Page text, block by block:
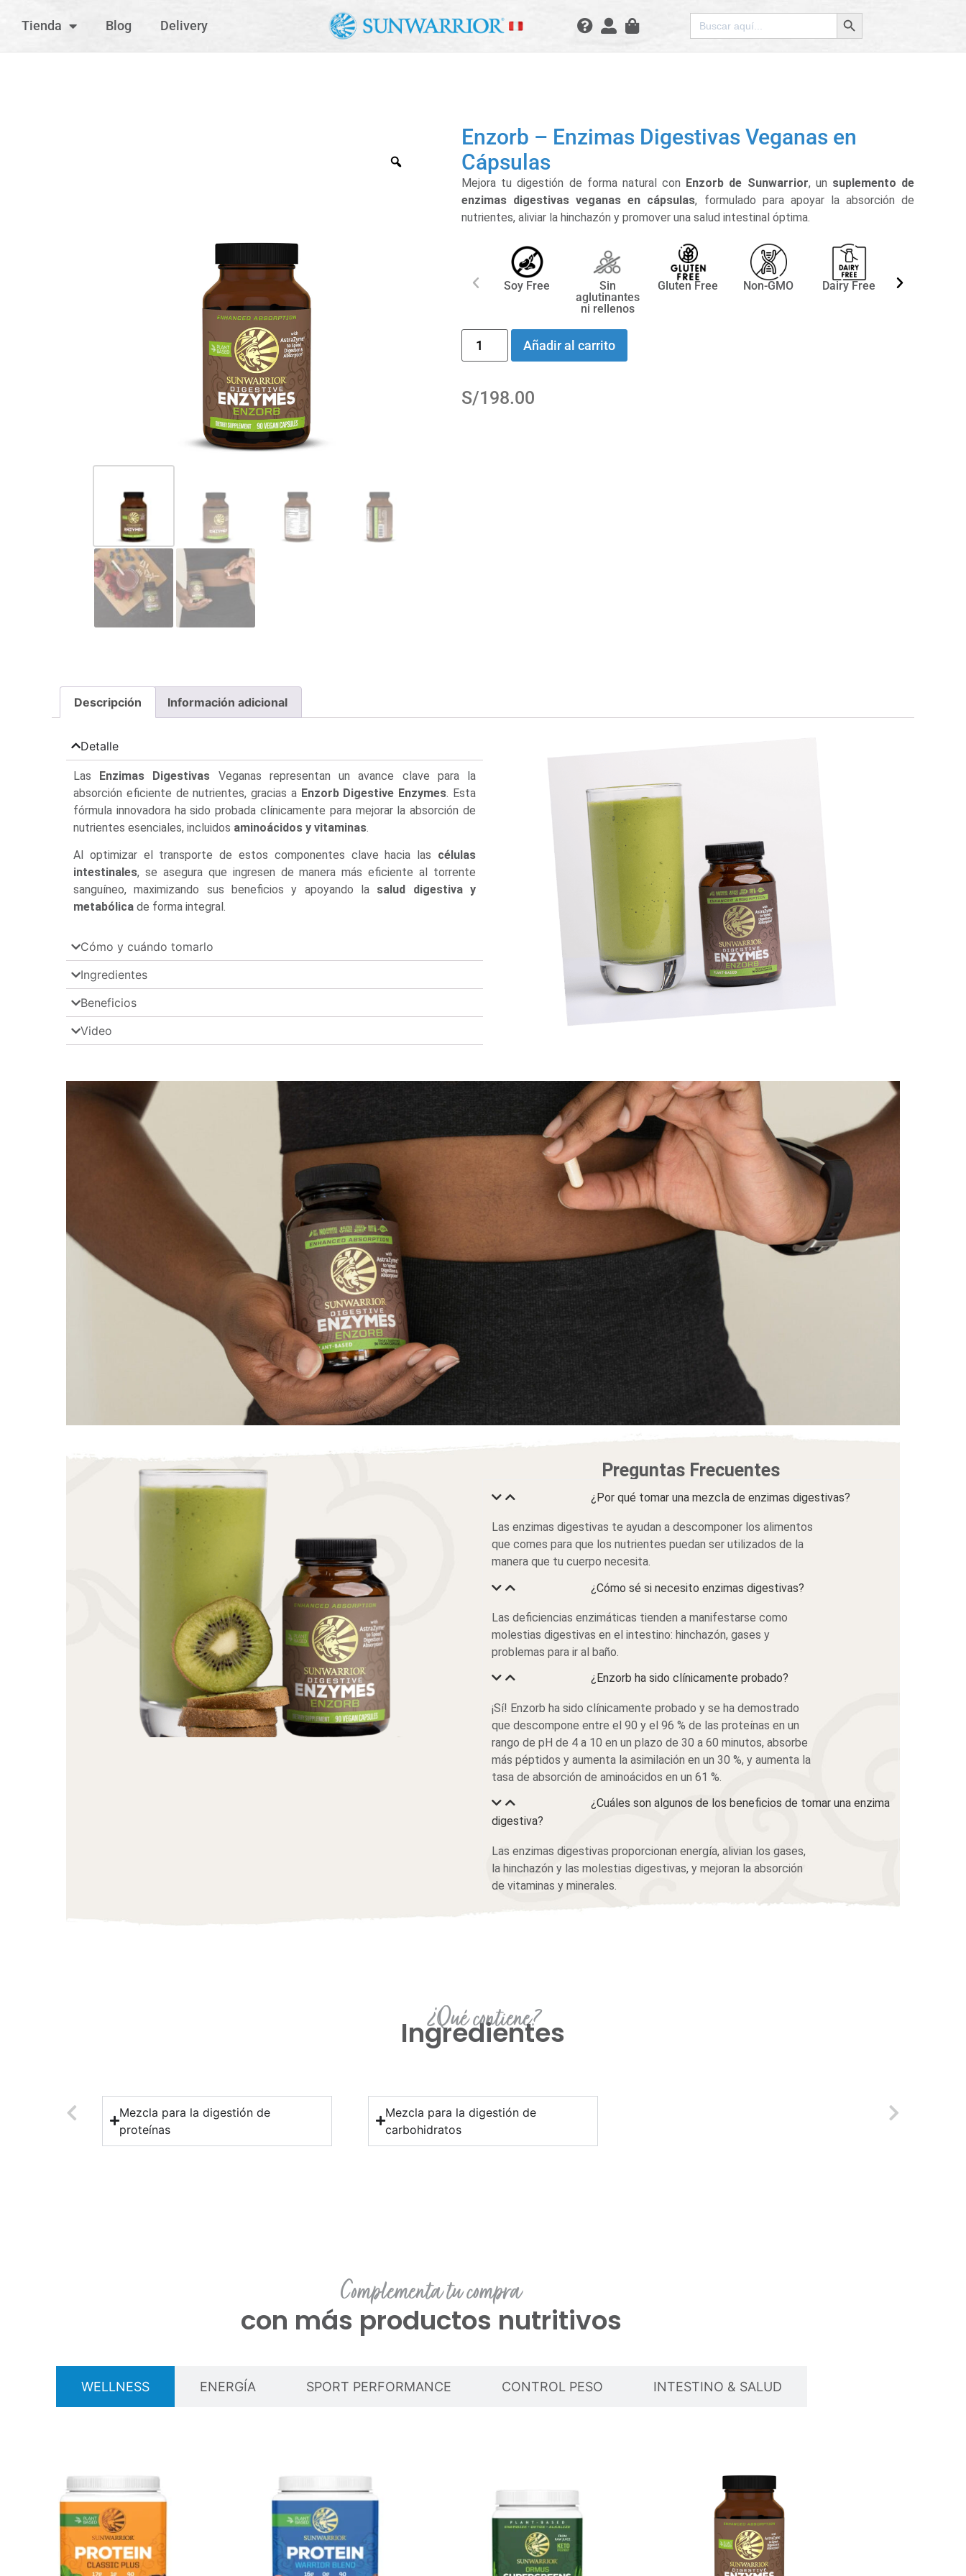
Tienda Blog Delivery Buscar: Botón de búsqueda
Enzorb – Enzimas Digestivas Veganas en
Cápsulas
Mejora tu digestión de forma natural con Enzorb de Sunwarrior, un suplemento de
enzimas digestivas veganas en cápsulas, formulado para apoyar la absorción de
nutrientes, aliviar la hinchazón y promover una salud intestinal óptima.
Soy Free
Sin
aglutinantes
ni rellenos
Gluten Free Non-GMO Dairy Free
Añadir al carrito
S/198.00
Descripción Información adicional
Detalle
Las Enzimas Digestivas Veganas representan un avance clave para la
absorción eficiente de nutrientes, gracias a Enzorb Digestive Enzymes. Esta
fórmula innovadora ha sido probada clínicamente para mejorar la absorción de
nutrientes esenciales, incluidos aminoácidos y vitaminas.
Al optimizar el transporte de estos componentes clave hacia las células
intestinales, se asegura que ingresen de manera más eficiente al torrente
sanguíneo, maximizando sus beneficios y apoyando la salud digestiva y
metabólica de forma integral.
Cómo y cuándo tomarlo
Ingredientes
Beneficios
Video
Preguntas Frecuentes
¿Por qué tomar una mezcla de enzimas digestivas?
Las enzimas digestivas te ayudan a descomponer los alimentos
que comes para que los nutrientes puedan ser utilizados de la
manera que tu cuerpo necesita.
¿Cómo sé si necesito enzimas digestivas?
Las deficiencias enzimáticas tienden a manifestarse como
molestias digestivas en el intestino: hinchazón, gases y
problemas para ir al baño.
¿Enzorb ha sido clínicamente probado?
¡Sí! Enzorb ha sido clínicamente probado y se ha demostrado
que descompone entre el 90 y el 96 % de las proteínas en un
rango de pH de 4 a 10 en un plazo de 30 a 60 minutos, absorbe
más péptidos y aumenta la asimilación en un 30 %, y aumenta la
tasa de absorción de aminoácidos en un 61 %.
¿Cuáles son algunos de los beneficios de tomar una enzima
digestiva?
Las enzimas digestivas proporcionan energía, alivian los gases,
la hinchazón y las molestias digestivas, y mejoran la absorción
de vitaminas y minerales.
¿Qué contiene?
Ingredientes
Mezcla para la digestión de
proteínas
Mezcla para la digestión de
carbohidratos
Complementa tu compra
con más productos nutritivos
WELLNESS ENERGÍA SPORT PERFORMANCE CONTROL PESO INTESTINO & SALUD